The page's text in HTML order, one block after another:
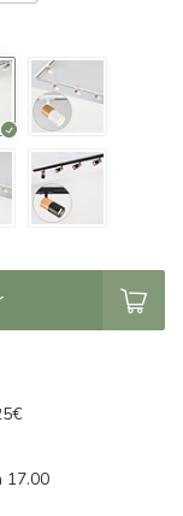
17.00